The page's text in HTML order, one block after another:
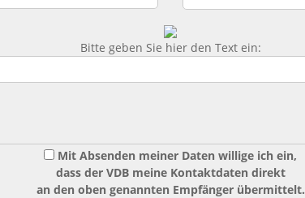
Bitte geben Sie hier den Text ein:
Mit Absenden meiner Daten willige ich ein,
dass der VDB meine Kontaktdaten direkt
an den oben genannten Empfänger übermittelt.